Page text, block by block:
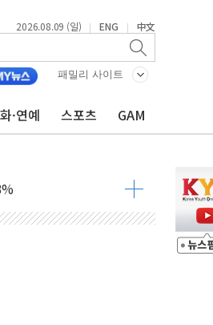
2026.08.09 (일) | ENG | 中文
패밀리 사이트
·연예 스포츠 GAM
행 선제 제한
vs 鄭 44.40%
송영길 6.92%